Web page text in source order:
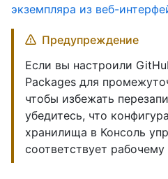
экземпляра из веб-
Предупреждение
Если вы настроили
Packages для
чтобы избежать
убедитесь, что
хранилища в Консоль
соответствует рабочему